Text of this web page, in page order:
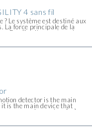
4 sans fil
Le système est destiné aux
La force principale de la
En effet, il se met en place
detector is the main
is the main device that
or premises, when [...]